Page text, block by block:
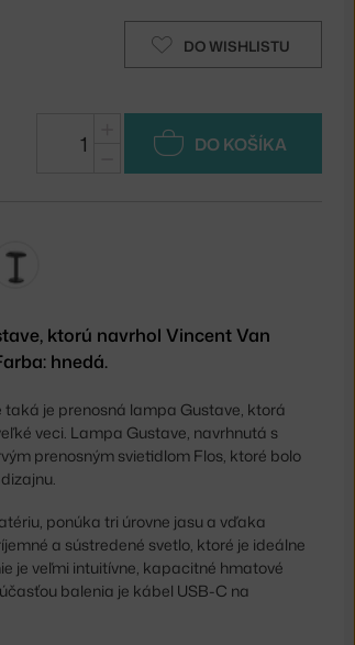
DO WISHLISTU
DO KOŠÍKA
ktorú navrhol Vincent Van
hnedá.
je prenosná lampa Gustave, ktorá
veci. Lampa Gustave, navrhnutá s
prenosným svietidlom Flos, ktoré bolo
ponúka tri úrovne jasu a vďaka
a sústredené svetlo, ktoré je ideálne
je veľmi intuitívne, kapacitné hmatové
balenia je kábel USB-C na